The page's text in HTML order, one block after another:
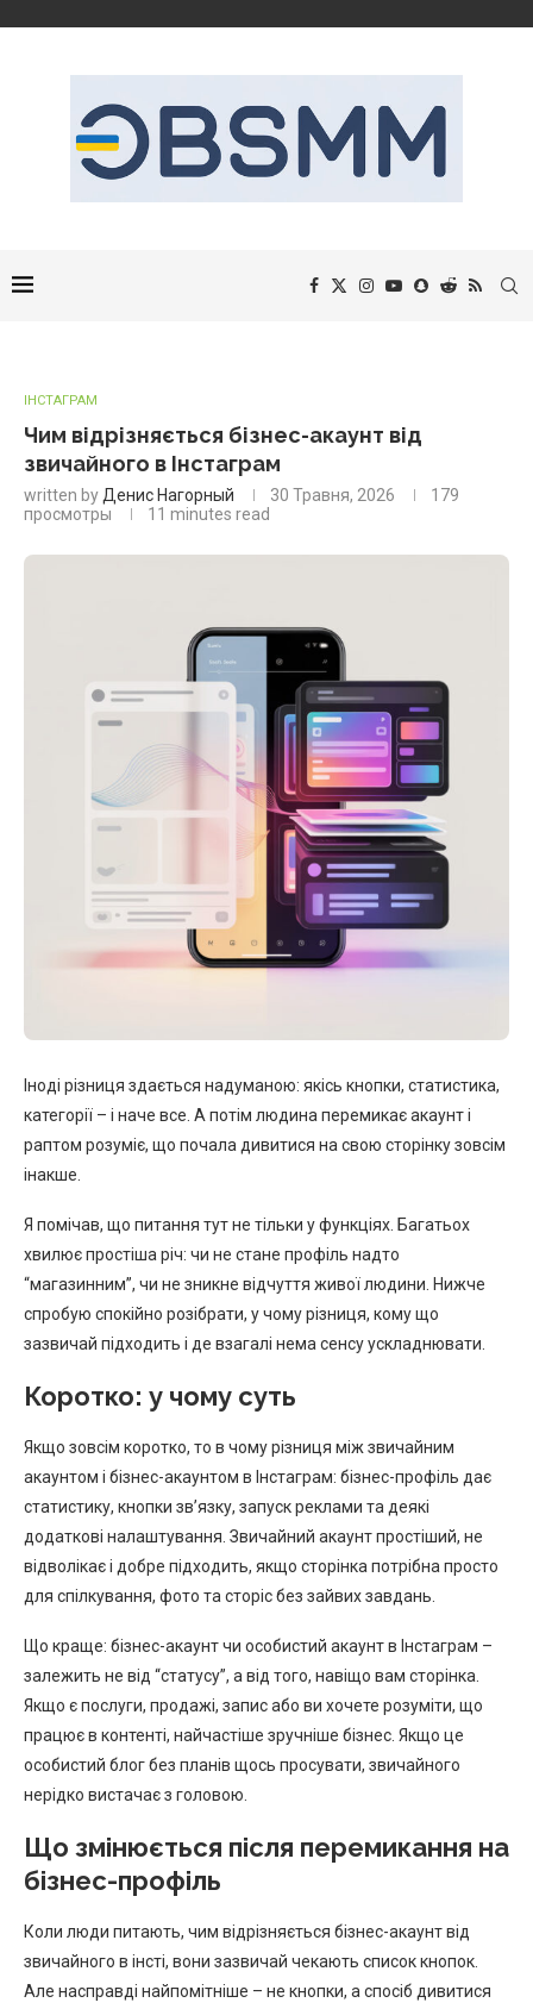
ІНСТАГРАМ
Чим відрізняється бізнес-акаунт від
звичайного в Інстаграм
written by Денис Нагорный 30 Травня, 2026
179
просмотры
11 minutes read
Іноді різниця здається надуманою: якісь кнопки, статистика,
категорії – і наче все. А потім людина перемикає акаунт і
раптом розуміє, що почала дивитися на свою сторінку зовсім
інакше.
Я помічав, що питання тут не тільки у функціях. Багатьох
хвилює простіша річ: чи не стане профіль надто
“магазинним”, чи не зникне відчуття живої людини. Нижче
спробую спокійно розібрати, у чому різниця, кому що
зазвичай підходить і де взагалі нема сенсу ускладнювати.
Коротко: у чому суть
Якщо зовсім коротко, то в чому різниця між звичайним
акаунтом і бізнес-акаунтом в Інстаграм: бізнес-профіль дає
статистику, кнопки зв’язку, запуск реклами та деякі
додаткові налаштування. Звичайний акаунт простіший, не
відволікає і добре підходить, якщо сторінка потрібна просто
для спілкування, фото та сторіс без зайвих завдань.
Що краще: бізнес-акаунт чи особистий акаунт в Інстаграм –
залежить не від “статусу”, а від того, навіщо вам сторінка.
Якщо є послуги, продажі, запис або ви хочете розуміти, що
працює в контенті, найчастіше зручніше бізнес. Якщо це
особистий блог без планів щось просувати, звичайного
нерідко вистачає з головою.
Що змінюється після перемикання на
бізнес-профіль
Коли люди питають, чим відрізняється бізнес-акаунт від
звичайного в інсті, вони зазвичай чекають список кнопок.
Але насправді найпомітніше – не кнопки, а спосіб дивитися